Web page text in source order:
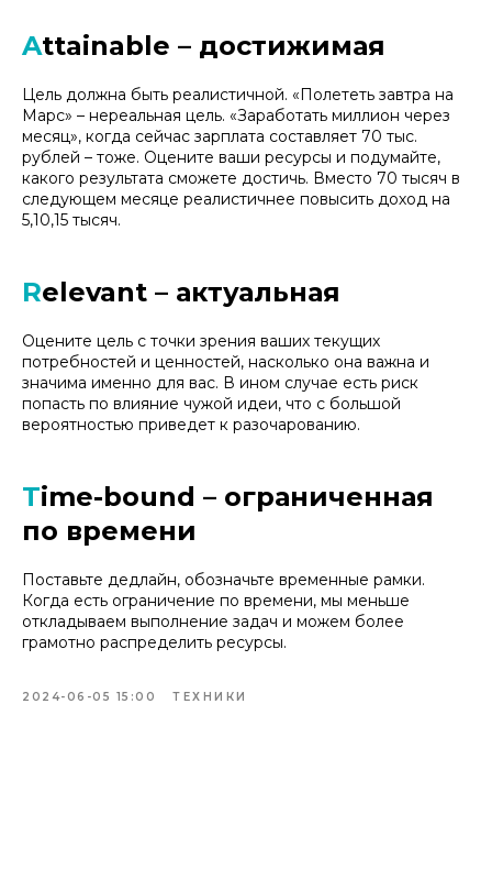
Attainable – достижимая
Цель должна быть реалистичной. «Полететь завтра на
Марс» – нереальная цель. «Заработать миллион через
месяц», когда сейчас зарплата составляет 70 тыс.
рублей – тоже. Оцените ваши ресурсы и подумайте,
какого результата сможете достичь. Вместо 70 тысяч в
следующем месяце реалистичнее повысить доход на
5,10,15 тысяч.
Relevant – актуальная
Оцените цель с точки зрения ваших текущих
потребностей и ценностей, насколько она важна и
значима именно для вас. В ином случае есть риск
попасть по влияние чужой идеи, что с большой
вероятностью приведет к разочарованию.
Time-bound – ограниченная
по времени
Поставьте дедлайн, обозначьте временные рамки.
Когда есть ограничение по времени, мы меньше
откладываем выполнение задач и можем более
грамотно распределить ресурсы.
2024-06-05 15:00 ТЕХНИКИ